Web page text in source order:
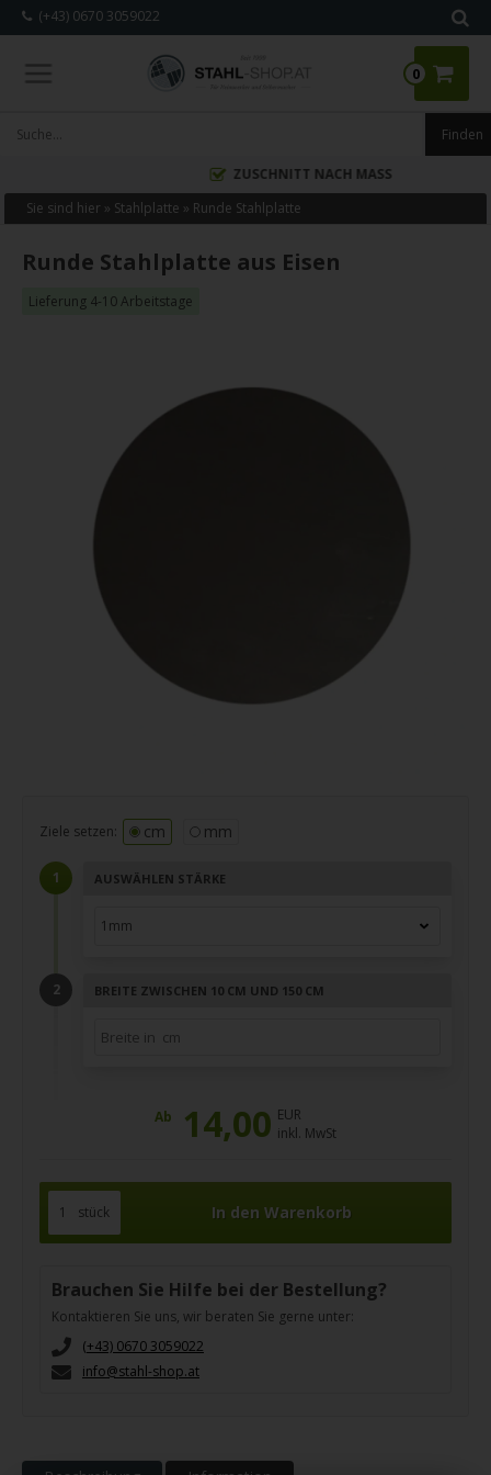
(+43) 0670 3059022
0
ZUSCHNITT NACH MASS
Sie sind hier » Stahlplatte » Runde Stahlplatte
Runde Stahlplatte aus Eisen
Lieferung 4-10 Arbeitstage
Ziele setzen: cm mm
AUSWÄHLEN STÄRKE
BREITE ZWISCHEN 10 CM UND 150 CM
Ab 14,00 EUR
inkl. MwSt
stück
Brauchen Sie Hilfe bei der Bestellung?
Kontaktieren Sie uns, wir beraten Sie gerne unter:
(+43) 0670 3059022
info@stahl-shop.at